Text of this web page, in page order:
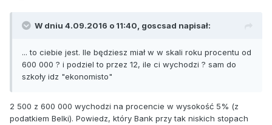
W dniu 4.09.2016 o 11:40, goscsad napisał:
... to ciebie jest. Ile będziesz miał w w skali roku procentu od
600 000 ? i podziel to przez 12, ile ci wychodzi ? sam do
szkoły idz "ekonomisto"
2 500 z 600 000 wychodzi na procencie w wysokość 5% (z
podatkiem Belki). Powiedz, który Bank przy tak niskich stopach